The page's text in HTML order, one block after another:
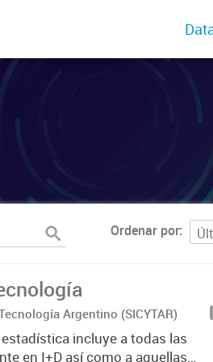
Ordenar por
Argentino (SICYTAR)
incluye a todas las
en I+D así como a aquellas